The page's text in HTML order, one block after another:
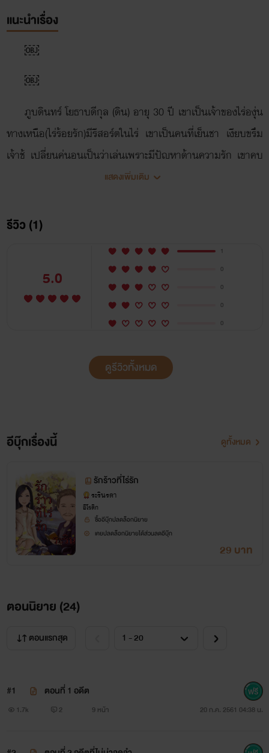
แนะนำเรื่อง
￼
￼
ภูบดินทร์ โยธาบดีกุล (ดิน) อายุ 30 ปี เขาเป็นเจ้าของไร่องุ่น
ทางเหนือ(ไร่ร้อยรัก)มีรีสอร์ตในไร่ เขาเป็นคนที่เย็นชา เงียบขรึม
เจ้าชู้ เปลี่ยนคู่นอนเป็นว่าเล่นเพราะมีปัญหาด้านความรัก เขาคบ
กับแฟนสาวมาเกือบ 2 ปี แต่ก็ต้องเลิกลากันไปเพราะเห็นแฟน
ได้สติ ดันไปทำผู้หญิงอีกคนท้องจนเกิดเรื่องวุ่นวายไปหมด แต่
￼
ณิชนันทน์ ภิวัฒน์ (ณิชา) อายุ 28 ปี เธอมีอาชีพเป็นครู
อนุบาลในโรงเรียนแห่งหนึ่งในภาคเหนือ แต่เพราะความจน เธอ
เป็นที่รัก มารดามาป่วยด้วยโรคร้าย น้องชายกำลังจะจบการศึกษา
เธออกหักกับความรักที่เคยไว้วางใจ เชื่อใจกัน ทำให้เธอไม่
กล้าเปิดใจที่จะรักใครได้อีก เพราะกลัวผิดหวัง แต่เธอกลับต้องมา
เจอกับรักครั้งเก่ายังช่วยไม่ได้
บดินทร์ และเป็นรุ่นพี่ของณิชนันทน์ แต่เพราะความรักที่เธอมีให้
มากมาย จนทำให้เธอท้องกับภูบดินทร์และเป็นสาเหตุทำให้ภู
บดินทร์และณิชนันทน์เลิกรากันไป แต่เธอก็ต้องมาจบชีวิตลง
แสดงเพิ่มเติม
รีวิว (1)
5.0
1
0
0
0
0
ดูรีวิวทั้งหมด
อีบุ๊กเรื่องนี้ ดูทั้งหมด
รักร้าวที่ไร่รัก
ระรินรดา
อีโรติก
ซื้ออีบุ๊กปลดล็อกนิยาย
เคยปลดล็อกนิยายได้ส่วนลดอีบุ๊ก
29 บาท
ตอนนิยาย (24)
ตอนแรกสุด
#1 ตอนที่ 1 อดีต
1.7k 2 9 หน้า 20 ก.ค. 2561 04:38 น.